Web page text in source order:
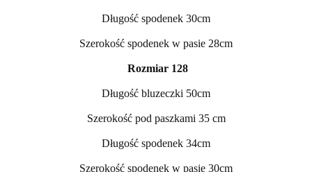
Długość spodenek 30cm
Szerokość spodenek w pasie 28cm
Rozmiar 128
Długość bluzeczki 50cm
Szerokość pod paszkami 35 cm
Długość spodenek 34cm
Szerokość spodenek w pasie 30cm